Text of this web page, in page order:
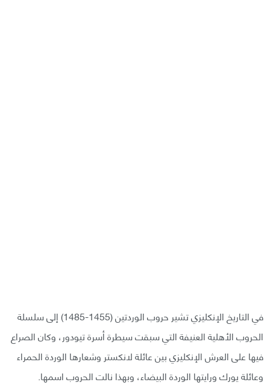
في التاريخ الإنكليزي تشير حروب الوردتين (1455-1485) إلى سلسلة
الحروب الأهلية العنيفة التي سبقت سيطرة أسرة تيودور، وكان الصراع
فيها على العرش الإنكليزي بين عائلة لانكستر وشعارها الوردة الحمراء
وعائلة يورك ورايتها الوردة البيضاء، وبهذا نالت الحروب اسمها.